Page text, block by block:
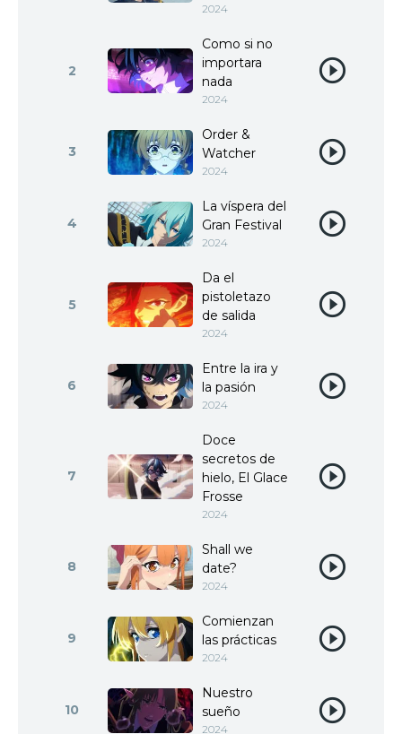
2024
2
Como si no
importara
nada
2024
3
Order &
Watcher
2024
4
La víspera del
Gran Festival
2024
5
Da el
pistoletazo
de salida
2024
6
Entre la ira y
la pasión
2024
7
Doce
secretos de
hielo, El Glace
Frosse
2024
8
Shall we
date?
2024
9
Comienzan
las prácticas
2024
10
Nuestro
sueño
2024